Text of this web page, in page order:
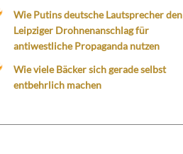
Wie Putins deutsche Lautsprecher den
Leipziger Drohnenanschlag für
antiwestliche Propaganda nutzen
Wie viele Bäcker sich gerade selbst
entbehrlich machen